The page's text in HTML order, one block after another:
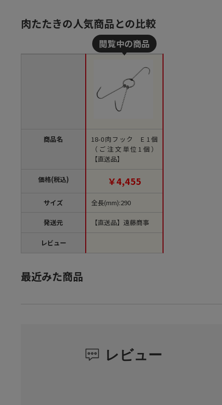
肉たたきの人気商品との比較
商品名
価格(税込)
サイズ
発送元
レビュー
18-0肉フック E 1個
（ご注文単位1個）
【直送品】
￥4,455
全長(mm):290
【直送品】遠藤商事
最近みた商品
レビュー